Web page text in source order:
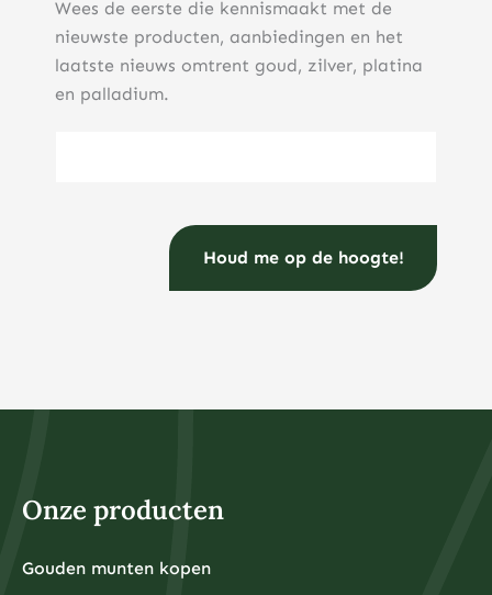
Wees de eerste die kennismaakt met de
nieuwste producten, aanbiedingen en het
laatste nieuws omtrent goud, zilver, platina
en palladium.
Onze producten
Gouden munten kopen